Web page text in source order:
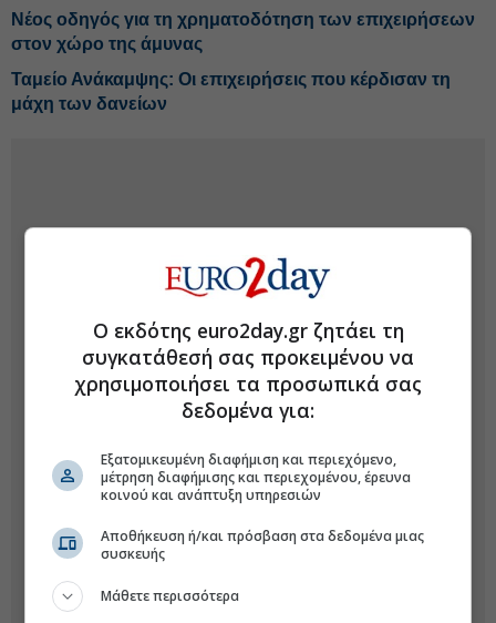
Νέος oδηγός για τη χρηματοδότηση των επιχειρήσεων
στον χώρο της άμυνας
Ταμείο Ανάκαμψης: Οι επιχειρήσεις που κέρδισαν τη
μάχη των δανείων
Ο εκδότης euro2day.gr ζητάει τη
συγκατάθεσή σας προκειμένου να
χρησιμοποιήσει τα προσωπικά σας
δεδομένα για:
Εξατομικευμένη διαφήμιση και περιεχόμενο,
μέτρηση διαφήμισης και περιεχομένου, έρευνα
κοινού και ανάπτυξη υπηρεσιών
Αποθήκευση ή/και πρόσβαση στα δεδομένα μιας
συσκευής
Μάθετε περισσότερα